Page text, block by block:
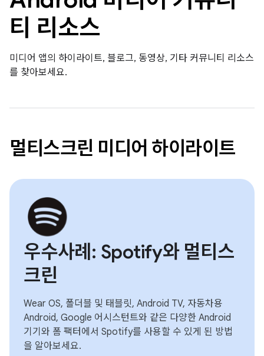
티 리소스
미디어 앱의 하이라이트, 블로그, 동영상, 기타 커뮤니티 리소스
를 찾아보세요.
멀티스크린 미디어 하이라이트
우수사례: Spotify와 멀티스
크린
Wear OS, 폴더블 및 태블릿, Android TV, 자동차용
Android, Google 어시스턴트와 같은 다양한 Android
기기와 폼 팩터에서 Spotify를 사용할 수 있게 된 방법
을 알아보세요.